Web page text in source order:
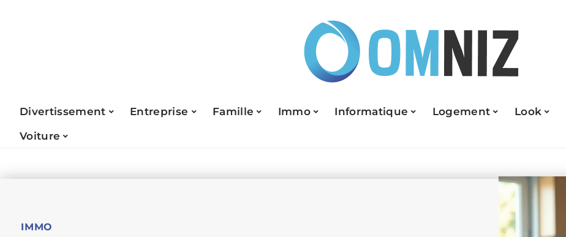
Divertissement Entreprise Famille Immo Informatique Logement Look
Voiture
IMMO